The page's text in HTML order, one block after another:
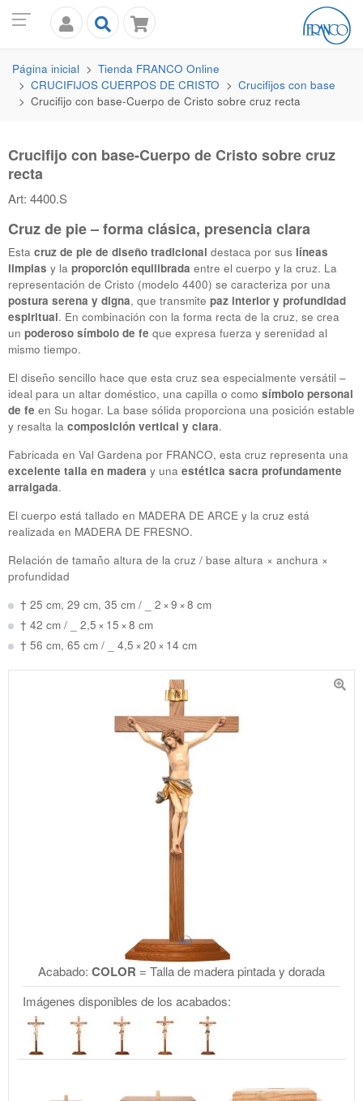
Página inicial Tienda FRANCO Online
CRUCIFIJOS CUERPOS DE CRISTO
Crucifijos con base
Crucifijo con base-Cuerpo de Cristo sobre cruz recta
Crucifijo con base-Cuerpo de Cristo sobre cruz
recta
Art: 4400.S
Cruz de pie – forma clásica, presencia clara
Esta cruz de pie de diseño tradicional destaca por sus líneas
limpias y la proporción equilibrada entre el cuerpo y la cruz. La
representación de Cristo (modelo 4400) se caracteriza por una
postura serena y digna, que transmite paz interior y profundidad
espiritual. En combinación con la forma recta de la cruz, se crea
un poderoso símbolo de fe que expresa fuerza y serenidad al
mismo tiempo.
El diseño sencillo hace que esta cruz sea especialmente versátil –
ideal para un altar doméstico, una capilla o como símbolo personal
de fe en Su hogar. La base sólida proporciona una posición estable
y resalta la composición vertical y clara.
Fabricada en Val Gardena por FRANCO, esta cruz representa una
excelente talla en madera y una estética sacra profundamente
arraigada.
El cuerpo está tallado en MADERA DE ARCE y la cruz está
realizada en MADERA DE FRESNO.
Relación de tamaño altura de la cruz / base altura × anchura ×
profundidad
† 25 cm, 29 cm, 35 cm / _ 2 × 9 × 8 cm
† 42 cm / _ 2,5 × 15 × 8 cm
† 56 cm, 65 cm / _ 4,5 × 20 × 14 cm
Acabado: COLOR = Talla de madera pintada y dorada
Imágenes disponibles de los acabados: